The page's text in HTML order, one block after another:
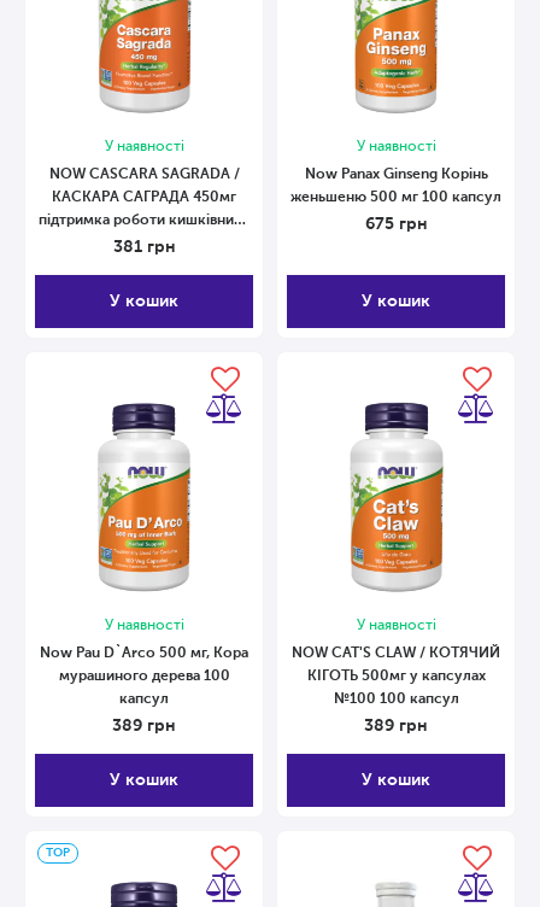
У наявності
NOW CASCARA SAGRADA /
КАСКАРА САГРАДА 450мг
підтримка роботи кишківника
у капсулах №100 100 капсул
381 грн
У кошик
У наявності
Now Panax Ginseng Корінь
женьшеню 500 мг 100 капсул
675 грн
У кошик
У наявності
Now Pau D`Arco 500 мг, Кора
мурашиного дерева 100
капсул
389 грн
У кошик
У наявності
NOW CAT'S CLAW / КОТЯЧИЙ
КІГОТЬ 500мг у капсулах
№100 100 капсул
389 грн
У кошик
ТОP